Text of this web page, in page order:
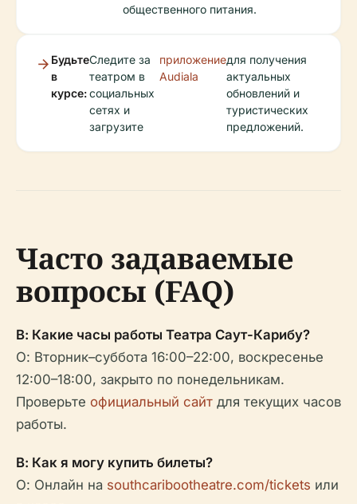
общественного питания.
Будьте
в
курсе:
Следите за
театром в
социальных
сетях и
загрузите
приложение
Audiala
для получения
актуальных
обновлений и
туристических
предложений.
Часто задаваемые
вопросы (FAQ)
В: Какие часы работы Театра Саут-Карибу?
О: Вторник–суббота 16:00–22:00, воскресенье
12:00–18:00, закрыто по понедельникам.
Проверьте официальный сайт для текущих часов
работы.
В: Как я могу купить билеты?
О: Онлайн на southcaribootheatre.com/tickets или